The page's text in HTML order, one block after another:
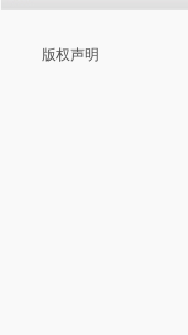
版权声明